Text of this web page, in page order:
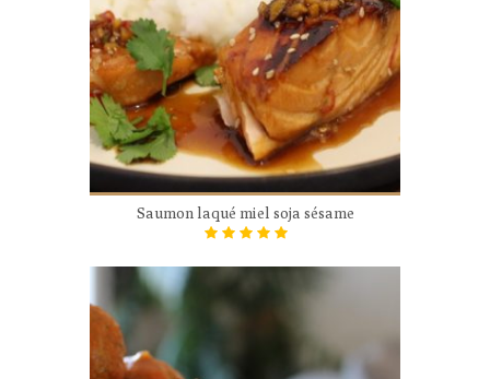
Saumon laqué miel soja sésame